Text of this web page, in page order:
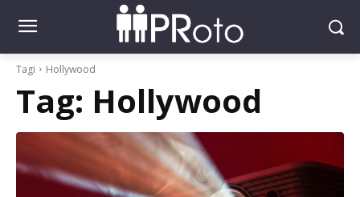
Tagi Hollywood
Tag: Hollywood